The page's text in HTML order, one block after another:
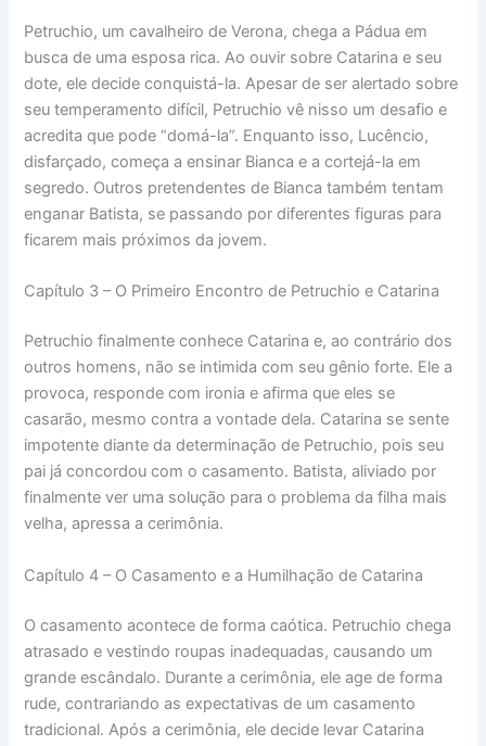
Petruchio, um cavalheiro de Verona, chega a Pádua em
busca de uma esposa rica. Ao ouvir sobre Catarina e seu
dote, ele decide conquistá-la. Apesar de ser alertado sobre
seu temperamento difícil, Petruchio vê nisso um desafio e
acredita que pode “domá-la”. Enquanto isso, Lucêncio,
disfarçado, começa a ensinar Bianca e a cortejá-la em
segredo. Outros pretendentes de Bianca também tentam
enganar Batista, se passando por diferentes figuras para
ficarem mais próximos da jovem.
Capítulo 3 – O Primeiro Encontro de Petruchio e Catarina
Petruchio finalmente conhece Catarina e, ao contrário dos
outros homens, não se intimida com seu gênio forte. Ele a
provoca, responde com ironia e afirma que eles se
casarão, mesmo contra a vontade dela. Catarina se sente
impotente diante da determinação de Petruchio, pois seu
pai já concordou com o casamento. Batista, aliviado por
finalmente ver uma solução para o problema da filha mais
velha, apressa a cerimônia.
Capítulo 4 – O Casamento e a Humilhação de Catarina
O casamento acontece de forma caótica. Petruchio chega
atrasado e vestindo roupas inadequadas, causando um
grande escândalo. Durante a cerimônia, ele age de forma
rude, contrariando as expectativas de um casamento
tradicional. Após a cerimônia, ele decide levar Catarina